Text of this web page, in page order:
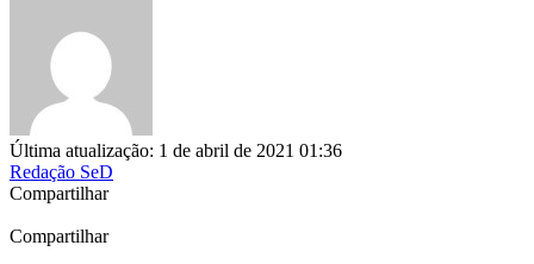
Última atualização: 1 de abril de 2021 01:36
Redação SeD
Compartilhar
Compartilhar